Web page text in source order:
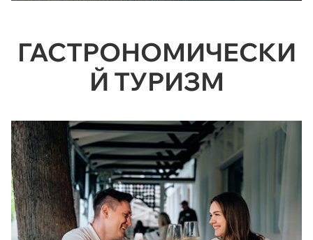
ГАСТРОНОМИЧЕСКИ
Й ТУРИЗМ